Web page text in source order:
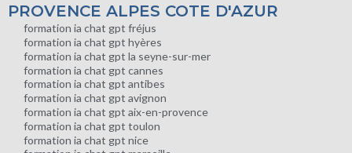
PROVENCE ALPES COTE D'AZUR
formation ia chat gpt fréjus
formation ia chat gpt hyères
formation ia chat gpt la seyne-sur-mer
formation ia chat gpt cannes
formation ia chat gpt antibes
formation ia chat gpt avignon
formation ia chat gpt aix-en-provence
formation ia chat gpt toulon
formation ia chat gpt nice